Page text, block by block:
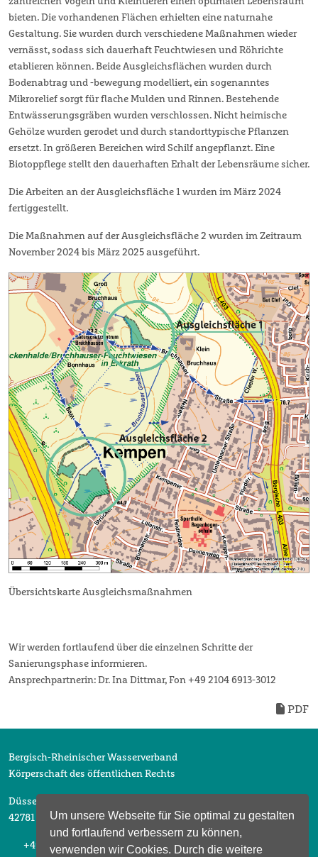
Um unsere Webseite für Sie optimal zu gestalten
und fortlaufend verbessern zu können,
verwenden wir Cookies. Durch die weitere
PDF
bieten. Die vorhandenen Flächen erhielten eine naturnahe
Gestaltung. Sie wurden durch verschiedene Maßnahmen wieder
vernässt, sodass sich dauerhaft Feuchtwiesen und Röhrichte
etablieren können. Beide Ausgleichsflächen wurden durch
Bodenabtrag und -bewegung modelliert, ein sogenanntes
Mikrorelief sorgt für flache Mulden und Rinnen. Bestehende
Entwässerungsgräben wurden verschlossen. Nicht heimische
Gehölze wurden gerodet und durch standorttypische Pflanzen
ersetzt. In größeren Bereichen wird Schilf angepflanzt. Eine
Biotoppflege stellt den dauerhaften Erhalt der Lebensräume sicher.
Die Arbeiten an der Ausgleichsfläche 1 wurden im März 2024
fertiggestellt.
Die Maßnahmen auf der Ausgleichsfläche 2 wurden im Zeitraum
November 2024 bis März 2025 ausgeführt.
Übersichtskarte Ausgleichsmaßnahmen
Wir werden fortlaufend über die einzelnen Schritte der
Sanierungsphase informieren.
Ansprechpartnerin: Dr. Ina Dittmar, Fon +49 2104 6913-3012
Bergisch-Rheinischer Wasserverband
Körperschaft des öffentlichen Rechts
Düsselberger Straße 2
42781 Haan
+49 2104 6913 0